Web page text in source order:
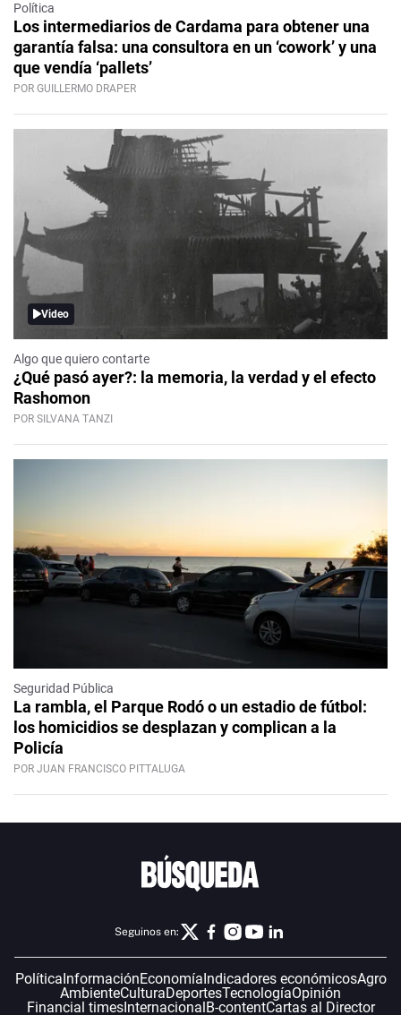
Política
Los intermediarios de Cardama para obtener una
garantía falsa: una consultora en un ‘cowork’ y una
que vendía ‘pallets’
POR GUILLERMO DRAPER
Video
Algo que quiero contarte
¿Qué pasó ayer?: la memoria, la verdad y el efecto
Rashomon
POR SILVANA TANZI
Seguridad Pública
La rambla, el Parque Rodó o un estadio de fútbol:
los homicidios se desplazan y complican a la
Policía
POR JUAN FRANCISCO PITTALUGA
Seguinos en:
Política InformaciónEconomía Indicadores económicosAgro
AmbienteCulturaDeportesTecnologíaOpinión
Financial timesInternacional B-contentCartas al Director